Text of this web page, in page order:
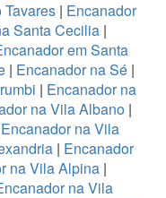
| Encanador
Santa Cecilia|
em Santa
| Encanador na Sé|
| Encanador na
na Vila Albano|
Encanador na Vila
| Encanador
na Vila Alpina |
na Vila